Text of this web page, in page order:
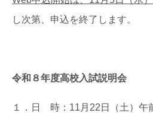
し次第、申込を終了します。
令和８年度高校入試説明会
１．日 時：11月22日（土）午